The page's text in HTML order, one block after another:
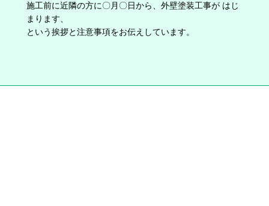
施工前に近隣の方に〇月〇日から、外壁塗装工事が はじ
まります、
という挨拶と注意事項をお伝えしています。